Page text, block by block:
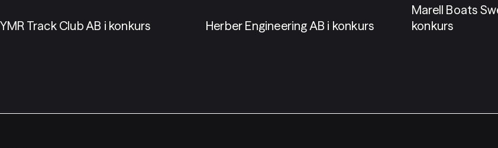
YMR Track Club AB i konkurs Herber Engineering AB i konkurs
Marell Boats
konkurs